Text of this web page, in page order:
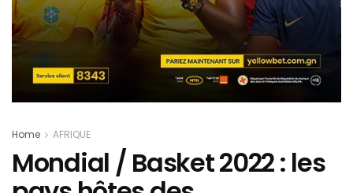
Home AFRIQUE
Mondial / Basket 2022 : les